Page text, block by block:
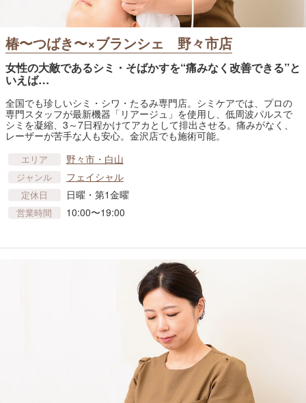
椿〜つばき〜×ブランシェ 野々市店
女性の大敵であるシミ・そばかすを“痛みなく改善できる”と
いえば…
全国でも珍しいシミ・シワ・たるみ専門店。シミケアでは、プロの
専門スタッフが最新機器「リアージュ」を使用し、低周波パルスで
シミを凝縮、3～7日程かけてアカとして排出させる。痛みがなく、
レーザーが苦手な人も安心。金沢店でも施術可能。
エリア 野々市・白山
ジャンル フェイシャル
定休日 日曜・第1金曜
営業時間 10:00〜19:00